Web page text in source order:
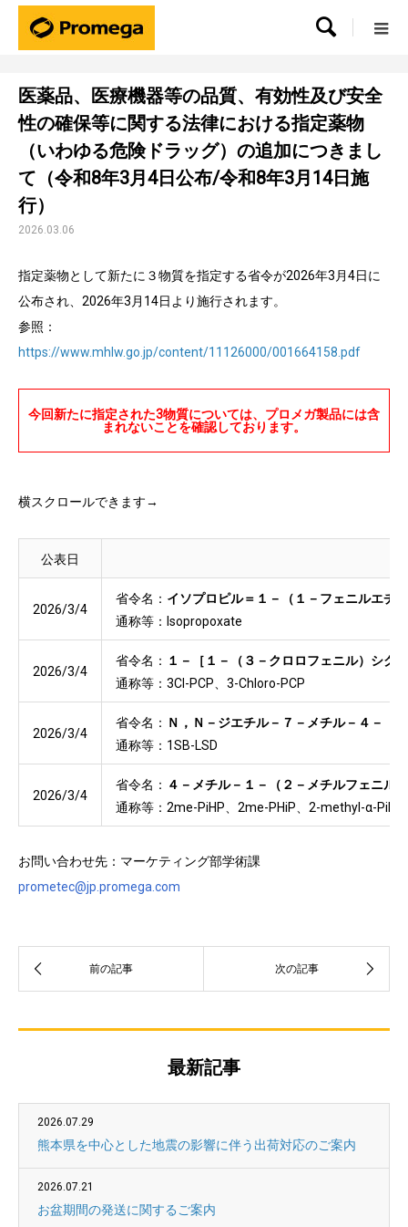

医薬品、医療機器等の品質、有効性及び安全
性の確保等に関する法律における指定薬物
（いわゆる危険ドラッグ）の追加につきまし
て（令和8年3月4日公布/令和8年3月14日施
行）
2026.03.06
指定薬物として新たに３物質を指定する省令が2026年3月4日に
公布され、2026年3月14日より施行されます。
参照：
https://www.mhlw.go.jp/content/11126000/001664158.pdf
今回新たに指定された3物質については、プロメガ製品には含
まれないことを確認しております。
横スクロールできます→
公表日
2026/3/4
省令名： イソプロピル＝１－（１－フェニルエチ
通称等：Isopropoxate
2026/3/4
省令名： １－［１－（３－クロロフェニル）シク
通称等：3Cl-PCP、3-Chloro-PCP
2026/3/4
省令名： Ｎ，Ｎ－ジエチル－７－メチル－４－［
通称等：1SB-LSD
2026/3/4
省令名： ４－メチル－１－（２－メチルフェニル
通称等：2me-PiHP、2me-PHiP、2-methyl-α-
お問い合わせ先：マーケティング部学術課
prometec@jp.promega.com
最新記事
2026.07.29
熊本県を中心とした地震の影響に伴う出荷対応のご案内
2026.07.21
お盆期間の発送に関するご案内